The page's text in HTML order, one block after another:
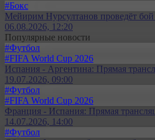
#Бокс
Мейирим Нурсултанов проведёт бой
06.08.2026, 12:20
Популярные новости
#Футбол
#FIFA World Cup 2026
Испания - Аргентина: Прямая
19.07.2026, 09:00
#Футбол
#FIFA World Cup 2026
Франция - Испания: Прямая
14.07.2026, 14:00
#Футбол